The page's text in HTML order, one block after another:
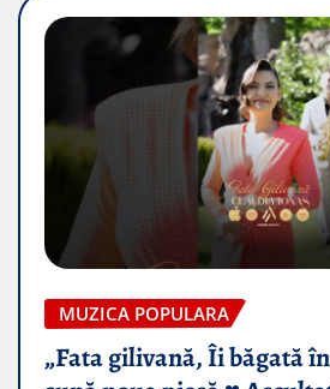
MUZICA POPULARA
„Fata gilivană, Îi băgată